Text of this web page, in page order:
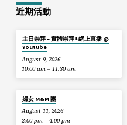
近期活動
主日崇拜 – 實體崇拜+網上直播 @
Youtube
August 9, 2026
10:00 am – 11:30 am
婦女 M&M 團
August 11, 2026
2:00 pm – 4:00 pm